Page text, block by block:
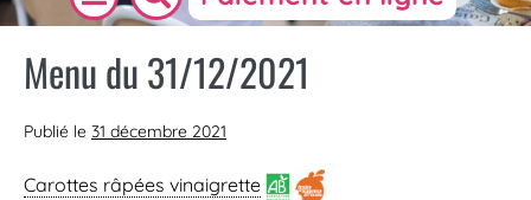
Menu du 31/12/2021
Publié le 31 décembre 2021
Carottes râpées vinaigrette